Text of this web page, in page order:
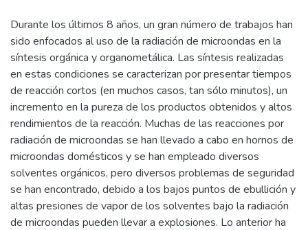
Durante los últimos 8 años, un gran número de trabajos han
sido enfocados al uso de la radiación de microondas en la
síntesis orgánica y organometálica. Las síntesis realizadas
en estas condiciones se caracterizan por presentar tiempos
de reacción cortos (en muchos casos, tan sólo minutos), un
incremento en la pureza de los productos obtenidos y altos
rendimientos de la reacción. Muchas de las reacciones por
radiación de microondas se han llevado a cabo en hornos de
microondas domésticos y se han empleado diversos
solventes orgánicos, pero diversos problemas de seguridad
se han encontrado, debido a los bajos puntos de ebullición y
altas presiones de vapor de los solventes bajo la radiación
de microondas pueden llevar a explosiones. Lo anterior ha